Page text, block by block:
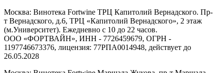
Москва: Винотека Fortwine ТРЦ Капитолий Вернадского. Пр-
т Вернадского, д.6, ТРЦ «Капитолий Вернадского», 2 этаж
(м.Университет). Ежедневно с 10 до 22 часов.
ООО «ФОРТВАЙН», ИНН - 7726459679, ОГРН -
1197746673376, лицензия: 77РПА0014948, действует до
26.05.2028